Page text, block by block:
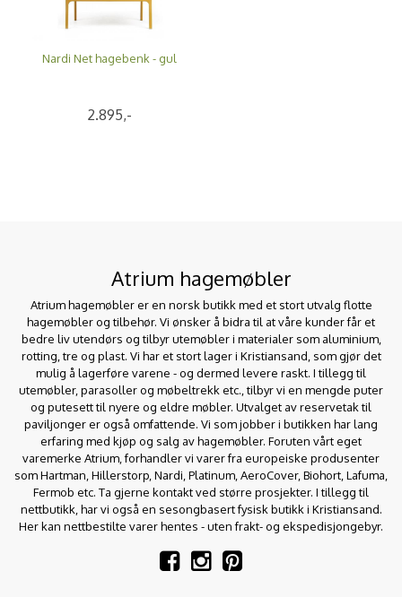
Nardi Net hagebenk - gul
2.895,-
Atrium hagemøbler
Atrium hagemøbler er en norsk butikk med et stort utvalg flotte
hagemøbler og tilbehør. Vi ønsker å bidra til at våre kunder får et
bedre liv utendørs og tilbyr utemøbler i materialer som aluminium,
rotting, tre og plast. Vi har et stort lager i Kristiansand, som gjør det
mulig å lagerføre varene - og dermed levere raskt. I tillegg til
utemøbler, parasoller og møbeltrekk etc., tilbyr vi en mengde puter
og putesett til nyere og eldre møbler. Utvalget av reservetak til
paviljonger er også omfattende. Vi som jobber i butikken har lang
erfaring med kjøp og salg av hagemøbler. Foruten vårt eget
varemerke Atrium, forhandler vi varer fra europeiske produsenter
som Hartman, Hillerstorp, Nardi, Platinum, AeroCover, Biohort, Lafuma,
Fermob etc. Ta gjerne kontakt ved større prosjekter. I tillegg til
nettbutikk, har vi også en sesongbasert fysisk butikk i Kristiansand.
Her kan nettbestilte varer hentes - uten frakt- og ekspedisjongebyr.